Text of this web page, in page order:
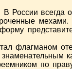
России всегда
флагманом
по